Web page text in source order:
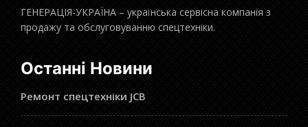
ГЕНЕРАЦІЯ-УКРАЇНА – українська сервісна компанія з
продажу та обслуговуванню спецтехніки.
Останні Новини
Ремонт спецтехніки JCB